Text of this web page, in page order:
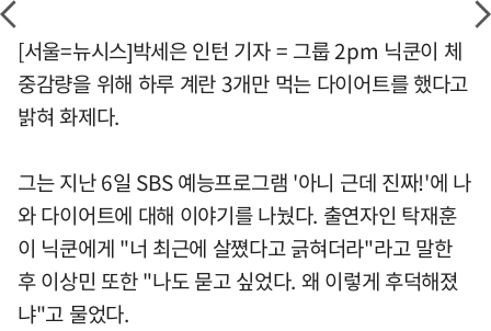
[서울=뉴시스]박세은 인턴 기자 = 그룹 2pm 닉쿤이 체
중감량을 위해 하루 계란 3개만 먹는 다이어트를 했다고
밝혀 화제다.
그는 지난 6일 SBS 예능프로그램 '아니 근데 진짜!'에 나
와 다이어트에 대해 이야기를 나눴다. 출연자인 탁재훈
이 닉쿤에게 "너 최근에 살쪘다고 긁혀더라"라고 말한
후 이상민 또한 "나도 묻고 싶었다. 왜 이렇게 후덕해졌
냐"고 물었다.